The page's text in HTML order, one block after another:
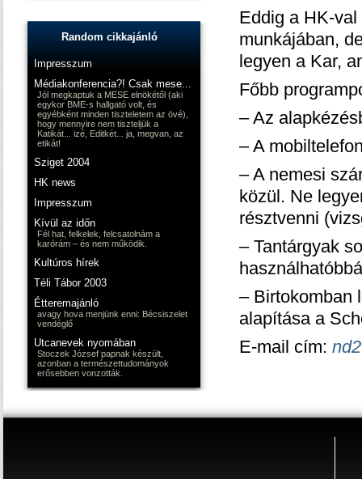
Random cikkajánló
Impresszum
Médiakonferencia?! Csak mese...
Jól megkaptuk a MESE elnökétől (aki
egykor BME-s hallgató volt, és
egyébként minden tiszteletem az övé),
hogy mennyire nem tiszteljük a
Katikát... izé, Editkét... ja, megvan, az
etikát!
Sziget 2004
HK news
Impresszum
Kívül az időn
Fél hat, felkelek, felcsatolnám a
karórám – és nem működik.
Kultúros hírek
Téli Tábor 2003
Étteremajánló
avagy hova menjünk enni: Bécsiszelet
vendéglő
Utcanevek nyomában
Stoczek József papnak készült,
azonban a természettudományok
erősebben vonzották.
Eddig a HK-
munkájában,
legyen a Kar,
Főbb
– Az
– A
– A nemesi
közül. Ne
résztvenni
– Tantárgyak
– Birtokomban
alapítása a
E-mail cím: